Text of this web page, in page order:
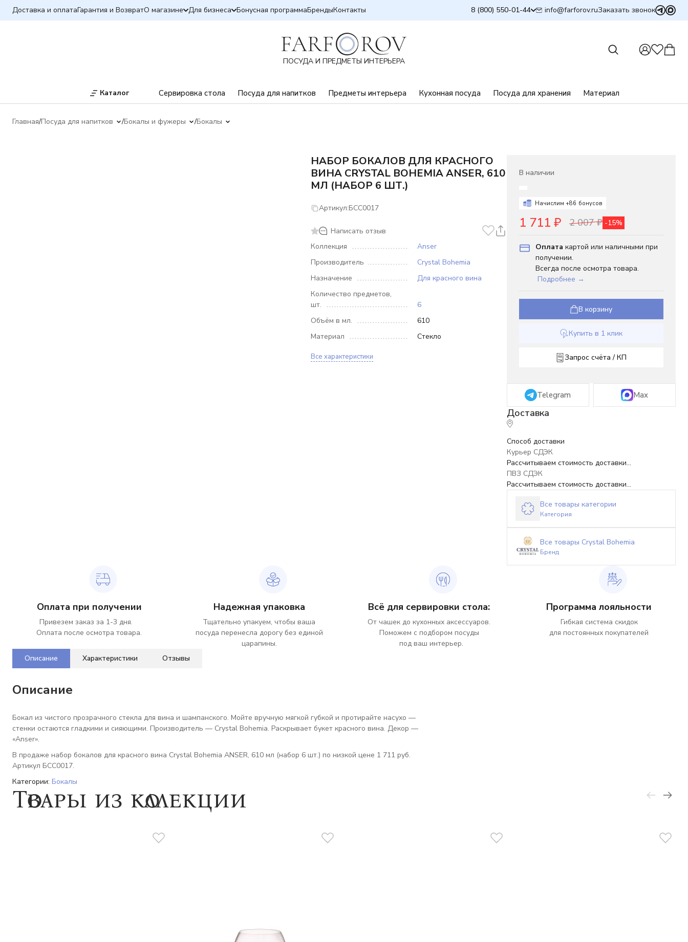
Доставка и оплатаГарантия и ВозвратО магазине Для бизнеса Бонусная программаБрендыКонтакты 8 (800) 550-01-44 info@farforov.ruЗаказать звонок
ПОСУДА И ПРЕДМЕТЫ ИНТЕРЬЕРА
Каталог Сервировка стола Посуда для напитков Предметы интерьера Кухонная посуда Посуда для хранения Материал
Главная Посуда для напитков Бокалы и фужеры Бокалы
НАБОР БОКАЛОВ ДЛЯ КРАСНОГО
ВИНА CRYSTAL BOHEMIA ANSER, 610
МЛ (НАБОР 6 ШТ.)
Артикул:БСС0017
Написать отзыв
Коллекция
Anser
Производитель
Crystal Bohemia
Назначение
Для красного вина
Количество предметов,
шт.
6
Объём в мл.
610
Материал
Стекло
Все характеристики
В наличии
Начислим +86 бонусов
1 711 ₽ 2 007₽ -15%
Оплата картой или наличными при
получении.
Всегда после осмотра товара.
Подробнее →
В корзину
Купить в 1 клик
Запрос счёта / КП
Telegram Max
Способ доставки
Курьер СДЭК
Рассчитываем стоимость доставки...
ПВЗ СДЭК
Рассчитываем стоимость доставки...
Все товары категории
Категория
Все товары Crystal Bohemia
Бренд
Оплата при получении
Привезем заказ за 1-3 дня.
Оплата после осмотра товара.
Надежная упаковка
Тщательно упакуем, чтобы ваша
посуда перенесла дорогу без единой
царапины.
Всё для сервировки стола:
От чашек до кухонных аксессуаров.
Поможем с подбором посуды
под ваш интерьер.
Программа лояльности
Гибкая система скидок
для постоянных покупателей
Описание Характеристики Отзывы
Описание
Бокал из чистого прозрачного стекла для вина и шампанского. Мойте вручную мягкой губкой и протирайте насухо —
стенки остаются гладкими и сияющими. Производитель — Crystal Bohemia. Раскрывает букет красного вина. Декор —
«Anser».
В продаже набор бокалов для красного вина Crystal Bohemia ANSER, 610 мл (набор 6 шт.) по низкой цене 1 711 руб.
Артикул БСС0017.
Категории: Бокалы
Товары из коллекции